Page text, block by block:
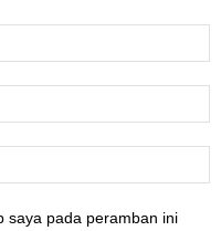
saya pada peramban ini